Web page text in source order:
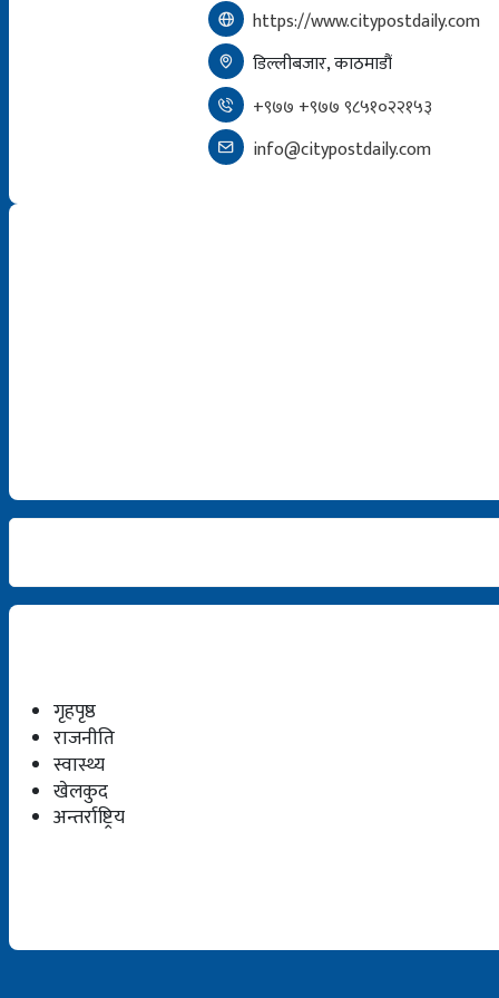
https://www.citypostdaily.com
डिल्लीबजार, काठमाडौं
+९७७ +९७७ ९८५१०२२१५३
info@citypostdaily.com
गृहपृष्ठ
राजनीति
स्वास्थ्य
खेलकुद
अन्तर्राष्ट्रिय